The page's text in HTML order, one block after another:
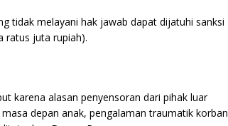
tidak melayani hak jawab dapat dijatuhi sanksi
ratus juta rupiah).
karena alasan penyensoran dari pihak luar
depan anak, pengalaman traumatik korban